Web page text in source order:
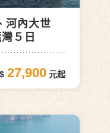
河內大世
５日
27,900